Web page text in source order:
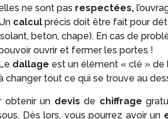
ne sont pas respectées,
calcul précis doit être fait pour
beton, chape). En cas de
ouvrir et fermer les portes !
dallage est un élément « clé » de
changer tout ce qui se trouve au
obtenir un devis de chiffrage
Dès lors, vous pourrez avoir un